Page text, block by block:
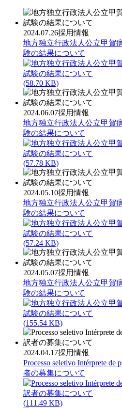
2024.07.26採用情報
地方独立行政法人公立甲賀
験の結果について
(58.70 KB)
2024.06.07採用情報
地方独立行政法人公立甲賀
験の結果について
(57.78 KB)
2024.05.10採用情報
地方独立行政法人公立甲賀
験の結果について
(57.24 KB)
2024.05.07採用情報
地方独立行政法人公立甲賀
験の結果について
(155.54 KB)
2024.04.17採用情報
Processo seletivo Intérprete
者の募集について
(111.49 KB)